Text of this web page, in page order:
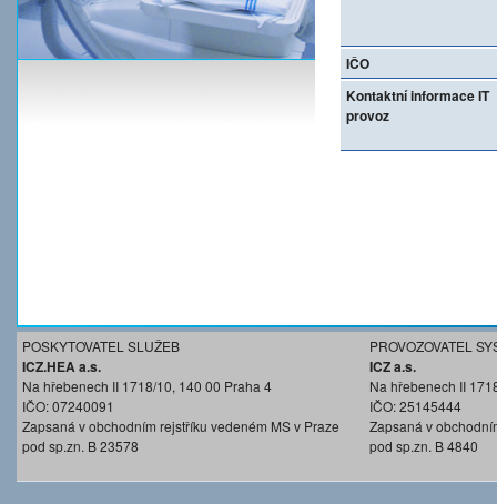
IČO
Kontaktní informace IT
provoz
POSKYTOVATEL SLUŽEB
ICZ.HEA a.s.
Na hřebenech II 1718/10, 140 00 Praha 4
IČO: 07240091
Zapsaná v obchodním rejstříku vedeném MS v Praze
pod sp.zn. B 23578
PROVOZOVATEL
ICZ a.s.
Na hřebenech II
IČO: 25145444
Zapsaná v
pod sp.zn. B 4840